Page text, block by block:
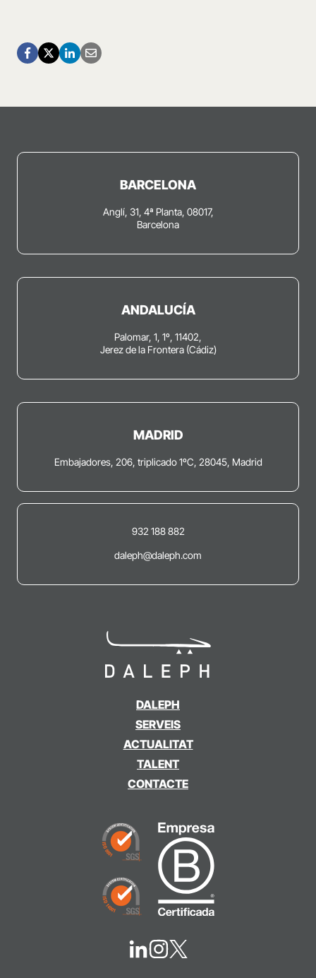
DALEPH
SERVEIS
ACTUALITAT
TALENT
CONTACTE
BARCELONA
Anglí, 31, 4ª Planta, 08017,
Barcelona
ANDALUCÍA
Palomar, 1, 1º, 11402,
Jerez de la Frontera (Cádiz)
MADRID
Embajadores, 206, triplicado 1ºC, 28045, Madrid
932 188 882
daleph@daleph.com